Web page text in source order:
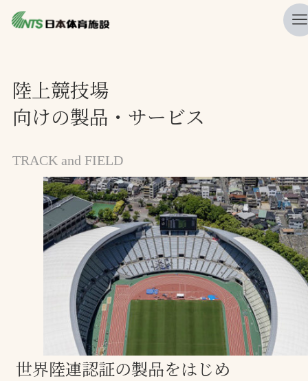
ニュース
プレスリリース
製品・サービス一覧
施工・管理実績一覧
会社概要
検索
お問合せ
お取引先の皆様へ
陸上競技場
向けの製品・サービス
TRACK and FIELD
世界陸連認証の製品をはじめ